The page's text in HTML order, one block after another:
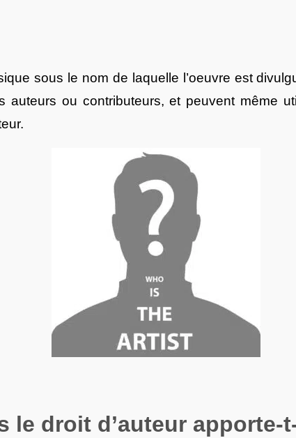
sous le nom de laquelle l’oeuvre est
auteurs ou contributeurs, et peuvent même
le droit d’auteur apporte-